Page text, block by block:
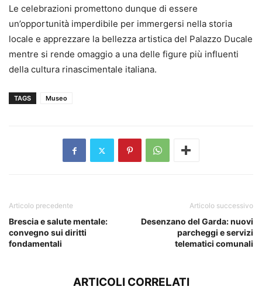
Le celebrazioni promettono dunque di essere
un’opportunità imperdibile per immergersi nella storia
locale e apprezzare la bellezza artistica del Palazzo Ducale
mentre si rende omaggio a una delle figure più influenti
della cultura rinascimentale italiana.
TAGS Museo
Articolo precedente
Brescia e salute mentale:
convegno sui diritti
fondamentali
Articolo successivo
Desenzano del Garda: nuovi
parcheggi e servizi
telematici comunali
ARTICOLI CORRELATI